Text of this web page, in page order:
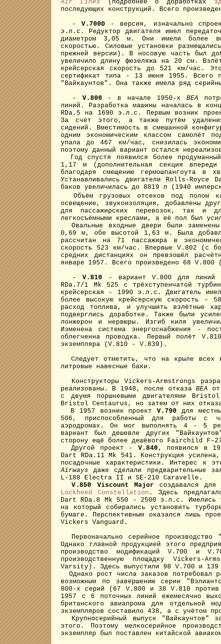
Air Lines (подробнее о доработках
последующих конструкций. Всего
- V.700D- версия, изначально
э.л.с. Редуктор двигателя имел
диаметром 3,05 м. Они имели более
скоростью. Силовые установки
прежней версии). В носовую часть был
увеличило длину фюзеляжа на 20 см.
крейсерская скорость до 521 км/час.
сертификат типа - 13 июня 1955. Всего
"Вайкаунтов". Она также имела ряд
- V.800 - в начале 1950-х BEA
линий. Разработка машины началась в
RDa.5 на 1690 э.л.с. Первым возник
За счёт этого, а также путём
сидений. Вместимость в смешанной
одним экономическим классом самолёт
упала до 467 км/час, снизилась
поэтому данный вариант остался
Год спустя появился более
1,17 м (дополнительная секция
благодаря смещению гермошпангоута в
Устанавливались двигатели Rolls-
баков увеличилась до 8819 л (1940
Объём грузовых отсеков под полом
освещение, звукоизоляция, добавлены
для пассажирских перевозок, так и
легкосъёмными креслами, а её пол был
Овальные входные двери были
0,69 м, обе высотой 1,63 м. Была
рассчитан на 71 пассажира в
скорость 523 км/час. Впервые V.802 (с
средних дистанциях он превзошёл
январе 1957. Всего произведено 68
-V.810
- вариант V.800 для линий
RDa.7/1 Mk 525 с трёхступенчатой
крейсерская - 1990 э.л.с. Двигатель
более высокую крейсерскую скорость -
расход топлива, и улучшить взлётные
подверглись доработке. Также были
лонжерон и нервюры. Изгиб киля
Изменена система энергоснабжения -
облегченна проводка. Первый полёт
экземпляра (V.810 - V.839).
Следует отметить, что на крыле всех
литровые навесные баки.
Конструкторы Vickers-Armstrongs
реализованы. В 1948, после отказаBEA
с двумя поршневыми двигателями
Bristol Centaurus, но затем от них
В 1957 возник проектV.790 для
506, приспособленный для работы с
аэродромах. Он мог выполнять 4 - 5
вариант был дешевле других
сторону ещё более дешёвого Fairchild F-
Другой проект - V.840 , появился в
Dart RDa.11 Mk 541. Конструкция
посадочные характеристики. Интерес к
Airways даже сделали предварительные
L-188 Electra II и SE-210 Caravelle.
V.850 Viscount Major создавался для
Lockheed Constellation . Здесь
Dart RDa.8 Mk 550 - 2500 э.л.с. Имелись
на который собирались установить
бумаге. Перспективным оказался лишь
Vickers Vanguard.
Первоначально серийное производство
Однако главной продукцией этого
производство модификаций V.700 и
производственную площадку Vickers-
Varsity). Здесь выпустили 98 V.700 и
Однако рост числа заказов потребовал
возможным по завершению серии
800-х серий (67 V.800 и 38 V.810
1957 с 6 поточных линий ежемесячно
британского авиапрома для отдельной
экземпляров составило 438, а с учётом
Крупносерийный выпуск "Вайкаунтов"
этого. Поэтому мелкосерийное
экземпляр был поставлен китайской